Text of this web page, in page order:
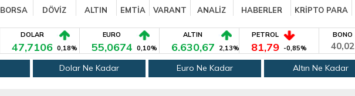
BORSA DÖVİZ ALTIN EMTİA VARANT ANALİZ HABERLER KRİPTO PARA
DOLAR
47,7106 0,18%
EURO
55,0674 0,10%
ALTIN
6.630,67 2,13%
PETROL
81,79 -0,85%
BONO
40,02
Dolar Ne Kadar Euro Ne Kadar Altın Ne Kadar